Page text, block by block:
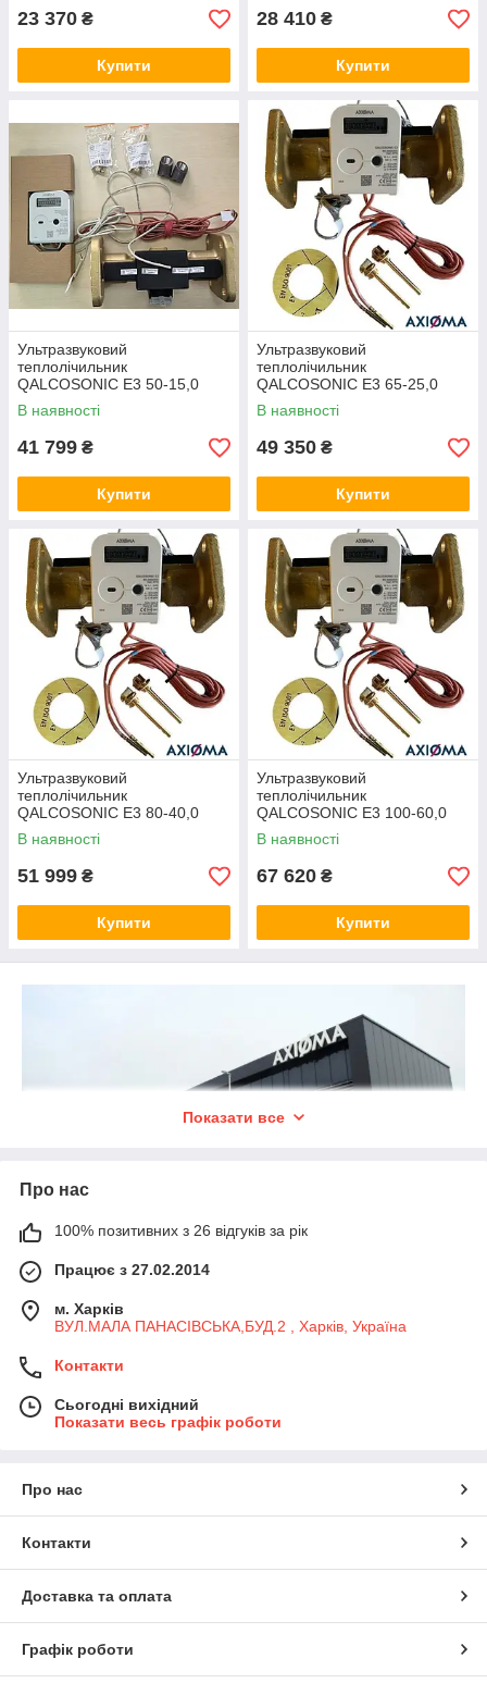
23 370 ₴
Купити
28 410 ₴
Купити
Ультразвуковий
теплолічильник
QALCOSONIC E3 50-15,0
Dn50 M-BUS 130 °C Axioma
Metering (Литва)
В наявності
41 799 ₴
Купити
Ультразвуковий
теплолічильник
QALCOSONIC E3 65-25,0
Dn65 M-BUS 130 °C Axioma
Metering (Литва)
В наявності
49 350 ₴
Купити
Ультразвуковий
теплолічильник
QALCOSONIC E3 80-40,0
Dn80 M-BUS 130 °C (Axioma
Metering (Литва)
В наявності
51 999 ₴
Купити
Ультразвуковий
теплолічильник
QALCOSONIC E3 100-60,0
Dn100 M-BUS 130 °C (Axioma
Metering (Литва)
В наявності
67 620 ₴
Купити
Показати все
Про нас
100% позитивних з 26 відгуків за рік
Працює з 27.02.2014
м. Харків
ВУЛ.МАЛА ПАНАСІВСЬКА,БУД.2 , Харків, Україна
Контакти
Сьогодні вихідний
Показати весь графік роботи
Про нас
Контакти
Доставка та оплата
Графік роботи